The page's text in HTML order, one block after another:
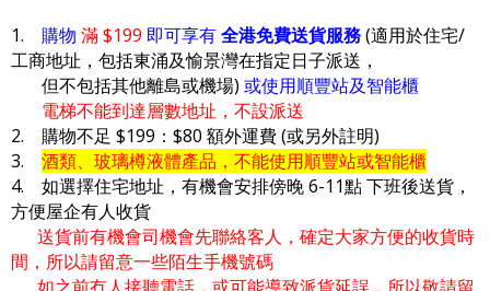
1. 購物 滿 $199 即可享有全港免費送貨服務(適用於住宅/
工商地址，包括東涌及愉景灣在指定日子派送，
但不包括其他離島或機場) 或使用順豐站及智能櫃
電梯不能到達層數地址，不設派送
2. 購物不足 $199：$80 額外運費 (或另外註明)
3. 酒類、玻璃樽液體產品，不能使用順豐站或智能櫃
4. 如選擇住宅地址，有機會安排傍晚 6-11點 下班後送貨，
方便屋企有人收貨
送貨前有機會司機會先聯絡客人，確定大家方便的收貨時
間，所以請留意一些陌生手機號碼